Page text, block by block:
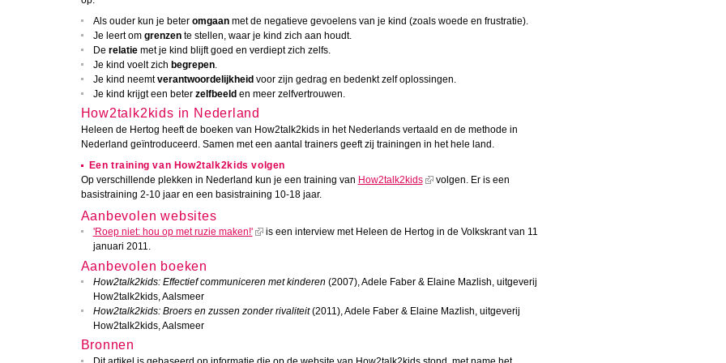
Als ouder kun je beter omgaanmet de negatieve gevoelens van je kind (zoals woede en frustratie).
Je leert om grenzente stellen, waar je kind zich aan houdt.
De relatiemet je kind blijft goed en verdiept zich zelfs.
Je kind voelt zich begrepen.
Je kind neemtverantwoordelijkheid voor zijn gedrag en bedenkt zelf oplossingen.
Je kind krijgt een beter zelfbeeld en meer zelfvertrouwen.
How2talk2kids in Nederland
Heleen de Hertog heeft de boeken van How2talk2kids in het Nederlands vertaald en de methode in
Nederland geïntroduceerd. Samen met een aantal trainers geeft zij trainingen in het hele land.
Een training van How2talk2kids volgen
Op verschillende plekken in Nederland kun je een training van How2talk2kids
volgen. Er is een
basistraining 2-10 jaar en een basistraining 10-18 jaar.
Aanbevolen websites
'Roep niet: hou op met ruzie maken!'
is een interview met Heleen de Hertog in de Volkskrant van 11
januari 2011.
Aanbevolen boeken
How2talk2kids: Effectief communiceren met kinderen (2007), Adele Faber & Elaine Mazlish, uitgeverij
How2talk2kids, Aalsmeer
How2talk2kids: Broers en zussen zonder rivaliteit(2011), Adele Faber & Elaine Mazlish, uitgeverij
How2talk2kids, Aalsmeer
Bronnen